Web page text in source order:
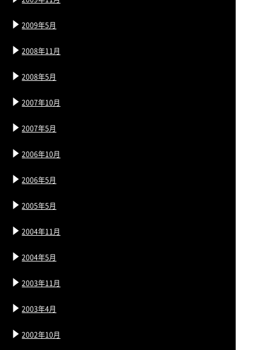
2009年5月
2008年11月
2008年5月
2007年10月
2007年5月
2006年10月
2006年5月
2005年5月
2004年11月
2004年5月
2003年11月
2003年4月
2002年10月